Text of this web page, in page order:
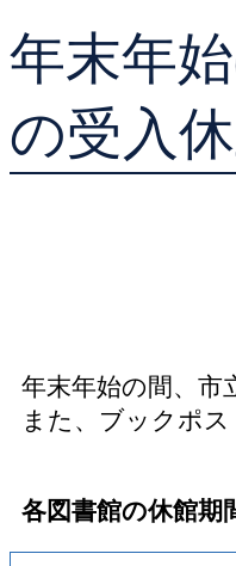
年末年
の受入
年末年始の間、市
また、ブックポ
各図書館の休館期